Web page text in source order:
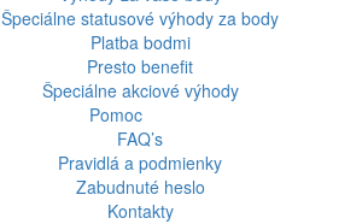
Špeciálne statusové výhody za body
Platba bodmi
Presto benefit
Špeciálne akciové výhody
Pomoc
FAQ’s
Pravidlá a podmienky
Zabudnuté heslo
Kontakty